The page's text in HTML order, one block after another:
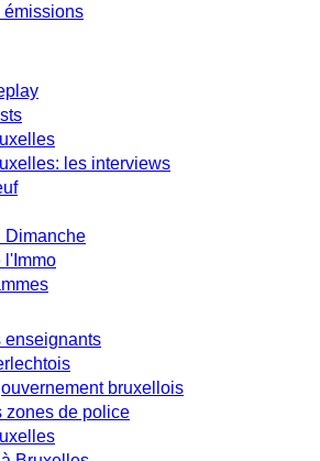
émissions
les interviews
Dimanche
l'Immo
enseignants
bruxellois
zones de police